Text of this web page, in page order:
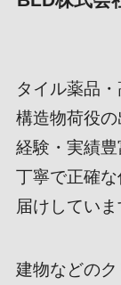
タイル薬品
構造物荷役の
経験・実績豊
丁寧で正確
届けしていま
建物などの